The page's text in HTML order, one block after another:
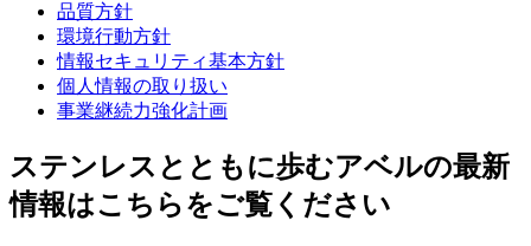
品質方針
環境行動方針
情報セキュリティ基本方針
個人情報の取り扱い
事業継続力強化計画
ステンレスとともに歩むアベルの最新
情報はこちらをご覧ください